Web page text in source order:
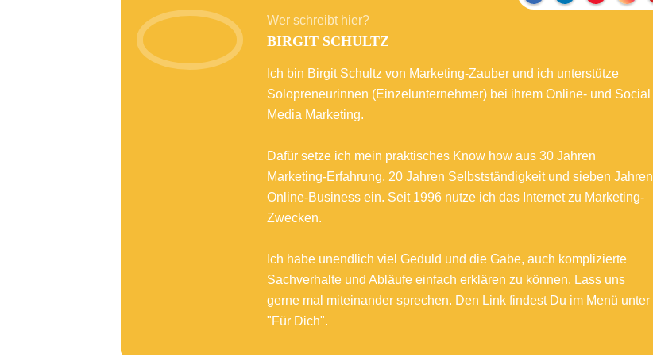
Wer schreibt hier?
BIRGIT SCHULTZ
Ich bin Birgit Schultz von Marketing-Zauber und ich unterstütze
Solopreneurinnen (Einzelunternehmer) bei ihrem Online- und Social
Media Marketing.
Dafür setze ich mein praktisches Know how aus 30 Jahren
Marketing-Erfahrung, 20 Jahren Selbstständigkeit und sieben Jahren
Online-Business ein. Seit 1996 nutze ich das Internet zu Marketing-
Zwecken.
Ich habe unendlich viel Geduld und die Gabe, auch komplizierte
Sachverhalte und Abläufe einfach erklären zu können. Lass uns
gerne mal miteinander sprechen. Den Link findest Du im Menü unter
"Für Dich".